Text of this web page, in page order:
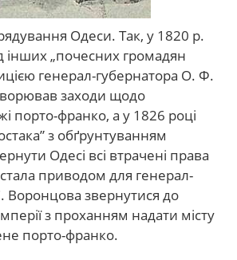
Одеси. Так, у 1820 р.
інших „почесних громадян
генерал-губернатора О. Ф.
заходи щодо
порто-франко, а у 1826 році
з обґрунтуванням
Одесі всі втрачені права
стала приводом для генерал-
Воронцова звернутися до
з проханням надати місту
порто-франко.